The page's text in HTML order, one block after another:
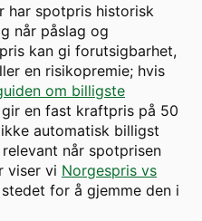
har spotpris historisk
når påslag og
kan gi forutsigbarhet,
en risikopremie; hvis
om billigste
en fast kraftpris på 50
automatisk billigst
når spotprisen
viser vi Norgespris vs
for å gjemme den i